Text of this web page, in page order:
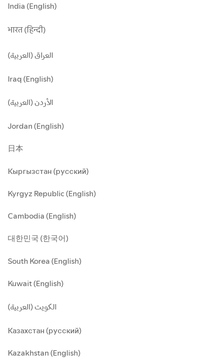
India (English)
भारत (हिन्दी)
العراق (العربية)
Iraq (English)
الأردن (العربية)
Jordan (English)
日本
Кыргызстан (русский)
Kyrgyz Republic (English)
Cambodia (English)
대한민국 (한국어)
South Korea (English)
Kuwait (English)
الكويت (العربية)
Казахстан (русский)
Kazakhstan (English)